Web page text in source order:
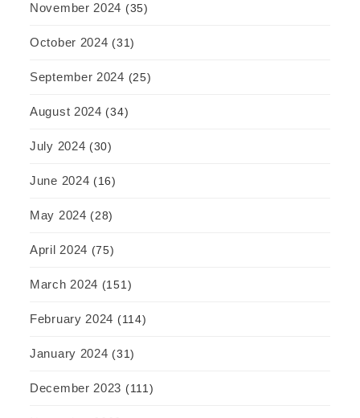
November 2024 (35)
October 2024 (31)
September 2024 (25)
August 2024 (34)
July 2024 (30)
June 2024 (16)
May 2024 (28)
April 2024 (75)
March 2024 (151)
February 2024 (114)
January 2024 (31)
December 2023 (111)